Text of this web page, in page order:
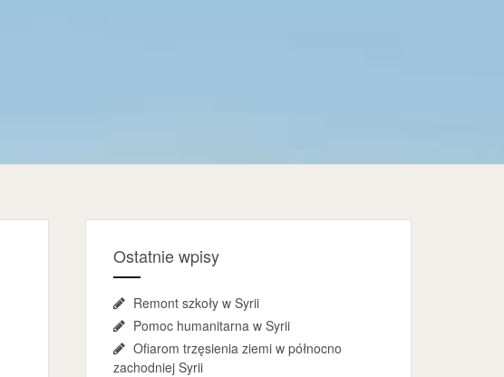
Ostatnie wpisy
Remont szkoły w Syrii
Pomoc humanitarna w Syrii
Ofiarom trzęsienia ziemi w północno
zachodniej Syrii